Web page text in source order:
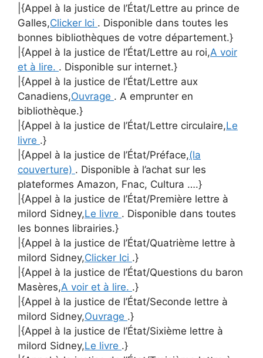
|{Appel à la justice de l’État/Lettre au prince de
Galles,Clicker Ici . Disponible dans toutes les
bonnes bibliothèques de votre département.}
|{Appel à la justice de l’État/Lettre au roi,A voir
et à lire. . Disponible sur internet.}
|{Appel à la justice de l’État/Lettre aux
Canadiens,Ouvrage . A emprunter en
bibliothèque.}
|{Appel à la justice de l’État/Lettre circulaire,Le
livre .}
|{Appel à la justice de l’État/Préface,(la
couverture) . Disponible à l’achat sur les
plateformes Amazon, Fnac, Cultura ….}
|{Appel à la justice de l’État/Première lettre à
milord Sidney,Le livre . Disponible dans toutes
les bonnes librairies.}
|{Appel à la justice de l’État/Quatrième lettre à
milord Sidney,Clicker Ici .}
|{Appel à la justice de l’État/Questions du baron
Masères,A voir et à lire. .}
|{Appel à la justice de l’État/Seconde lettre à
milord Sidney,Ouvrage .}
|{Appel à la justice de l’État/Sixième lettre à
milord Sidney,Le livre .}